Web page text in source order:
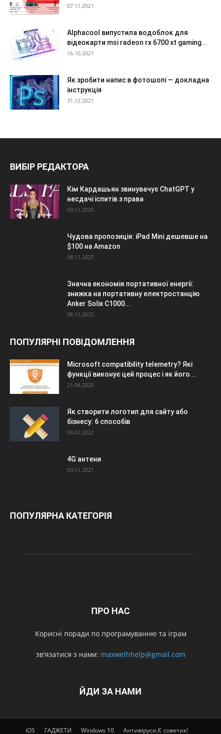
07.11.2021
Alphacool випустила водоблок для
відеокарти msi radeon rx 6700 xt gaming...
16.10.2021
Як зробити напис в фотошопі — докладна
інструкція
31.12.2021
ВИБІР РЕДАКТОРА
Кім Кардашьян звинувачує ChatGPT у
несдачі іспитів з права
09.11.2025
Чудова пропозиція: iPad Mini дешевше на
$100 на Amazon
08.11.2025
Значна економія портативної енергії:
знижка на портативну електростанцію
Anker Solix C1000...
08.11.2025
ПОПУЛЯРНІ ПОВІДОМЛЕННЯ
Microsoft compatibility telemetry? Які
функції виконує цей процес і як його...
21.04.2020
Як створити логотип для сайту або
бізнесу: 6 способів
04.02.2022
4G антени
03.11.2021
ПОПУЛЯРНА КАТЕГОРІЯ
ПРО НАС
Корисні поради по програмуванню та іграм
зв'язатися з нами: maxwelhhelp@gmail.com
ЙДИ ЗА НАМИ
iOS ГАДЖЕТИ Windows 10 Антивіруси,Є советик!